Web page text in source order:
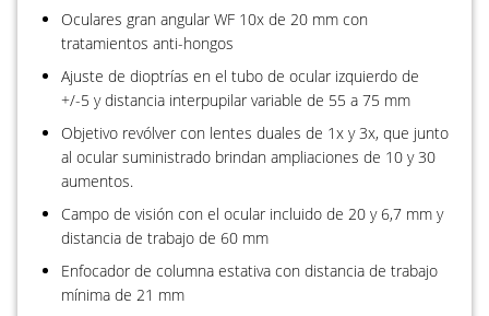
Oculares gran angular WF 10x de 20 mm con
tratamientos anti-hongos
Ajuste de dioptrías en el tubo de ocular izquierdo de
+/-5 y distancia interpupilar variable de 55 a 75 mm
Objetivo revólver con lentes duales de 1x y 3x, que junto
al ocular suministrado brindan ampliaciones de 10 y 30
aumentos.
Campo de visión con el ocular incluido de 20 y 6,7 mm y
distancia de trabajo de 60 mm
Enfocador de columna estativa con distancia de trabajo
mínima de 21 mm